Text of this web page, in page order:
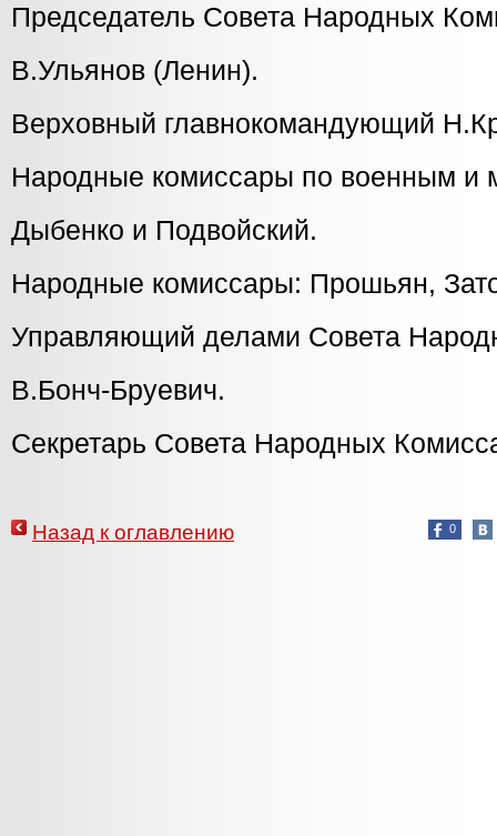
Председатель Совета Народных
В.Ульянов (Ленин).
Верховный главнокомандующий
Народные комиссары по военным и
Дыбенко и Подвойский.
Народные комиссары: Прошьян,
Управляющий делами Совета
В.Бонч-Бруевич.
Секретарь Совета Народных
0
Назад к оглавлению